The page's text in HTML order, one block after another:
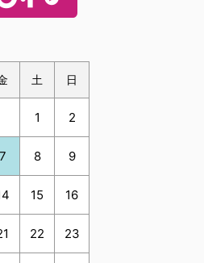
土 日
1 2
7 8 9
15 16
22 23